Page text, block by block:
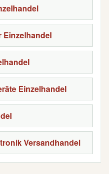
Einzelhandel
Einzelhandel
Versandhandel